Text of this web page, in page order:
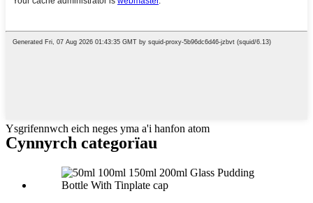
Ysgrifennwch eich neges yma a'i hanfon atom
Cynnyrch categorïau